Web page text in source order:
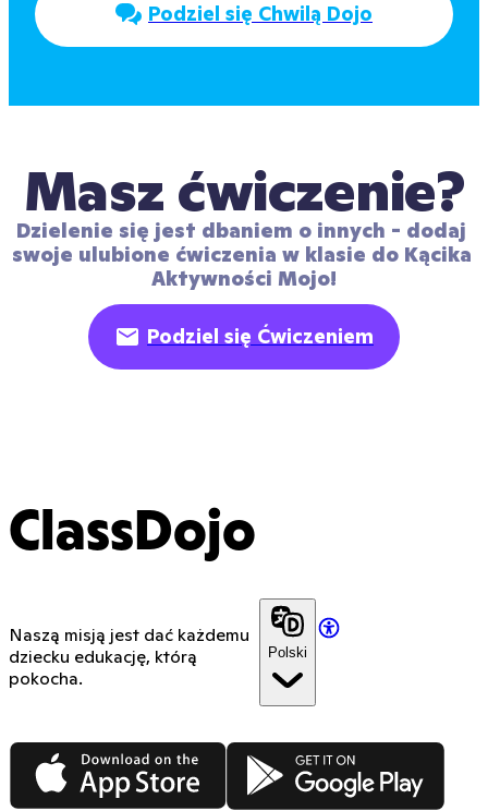
Podziel się Chwilą Dojo
Masz ćwiczenie?
Dzielenie się jest dbaniem o innych - dodaj
swoje ulubione ćwiczenia w klasie do Kącika
Aktywności Mojo!
Podziel się Ćwiczeniem
ClassDojo
Naszą misją jest dać każdemu
dziecku edukację, którą
pokocha.
Polski
App Store Google Play